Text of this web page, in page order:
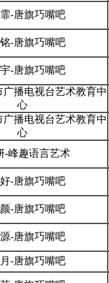
-唐旗巧嘴吧
-唐旗巧嘴吧
-唐旗巧嘴吧
广播电视台艺术教育中
心
广播电视台艺术教育中
心
-峰趣语言艺术
-唐旗巧嘴吧
-唐旗巧嘴吧
-唐旗巧嘴吧
-唐旗巧嘴吧